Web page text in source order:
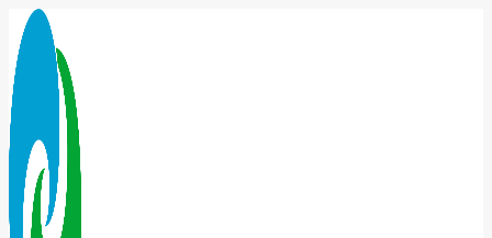
Перейти
содержимому